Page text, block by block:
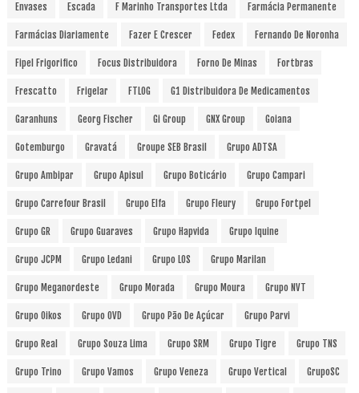
Envases Escada F Marinho Transportes Ltda Farmácia Permanente
Farmácias Diariamente Fazer E Crescer Fedex Fernando De Noronha
Fipel Frigorifico Focus Distribuidora Forno De Minas Fortbras
Frescatto Frigelar FTLOG G1 Distribuidora De Medicamentos
Garanhuns Georg Fischer Gi Group GNX Group Goiana
Gotemburgo Gravatá Groupe SEB Brasil Grupo ADTSA
Grupo Ambipar Grupo Apisul Grupo Boticário Grupo Campari
Grupo Carrefour Brasil Grupo Elfa Grupo Fleury Grupo Fortpel
Grupo GR Grupo Guaraves Grupo Hapvida Grupo Iquine
Grupo JCPM Grupo Ledani Grupo LOS Grupo Marilan
Grupo Meganordeste Grupo Morada Grupo Moura Grupo NVT
Grupo Oikos Grupo OVD Grupo Pão De Açúcar Grupo Parvi
Grupo Real Grupo Souza Lima Grupo SRM Grupo Tigre Grupo TNS
Grupo Trino Grupo Vamos Grupo Veneza Grupo Vertical GrupoSC